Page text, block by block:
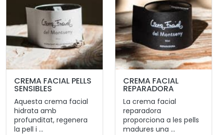
CREMA FACIAL PELLS
SENSIBLES
Aquesta crema facial
hidrata amb
profunditat, regenera
la pell i ...
CREMA FACIAL
REPARADORA
La crema facial
reparadora
proporciona a les pells
madures una ...